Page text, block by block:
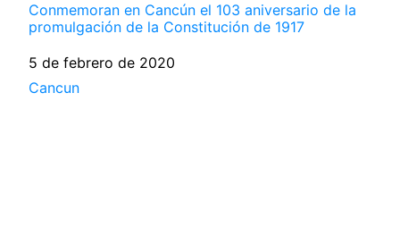
Conmemoran en Cancún el 103 aniversario de la
promulgación de la Constitución de 1917
Fecha
5 de febrero de 2020
Respecto a
Cancun